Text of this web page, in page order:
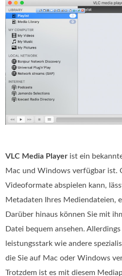
VLC Media Player ist ein
Mac und Windows verfügbar ist.
Videoformate abspielen kann,
Metadaten Ihres Mediendateien,
Darüber hinaus können Sie mit
Datei bequem ansehen.
leistungsstark wie andere
die Sie auf Mac oder Windows
Trotzdem ist es mit diesem